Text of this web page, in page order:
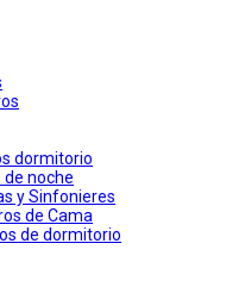
dormitorio
de noche
y Sinfonieres
de Cama
de dormitorio